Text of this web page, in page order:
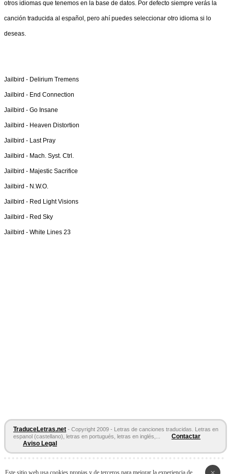
otros idiomas que tenemos en la base de datos. Por defecto siempre verás la
canción traducida al español, pero ahí puedes seleccionar otro idioma si lo
deseas.
Jailbird - Delirium Tremens
Jailbird - End Connection
Jailbird - Go Insane
Jailbird - Heaven Distortion
Jailbird - Last Pray
Jailbird - Mach. Syst. Ctrl.
Jailbird - Majestic Sacrifice
Jailbird - N.W.O.
Jailbird - Red Light Visions
Jailbird - Red Sky
Jailbird - White Lines 23
TraduceLetras.net - Copyright 2009 - Letras de canciones traducidas. Letras en
espanol (castellano), letras en portugués, letras en inglés,...
Contactar
Aviso Legal
Acordes y
Este sitio web usa cookies propias y de terceros para mejorar la experiencia de